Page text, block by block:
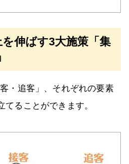
伸ばす3大施策「集
・追客」、それぞれの要素
てることができます。